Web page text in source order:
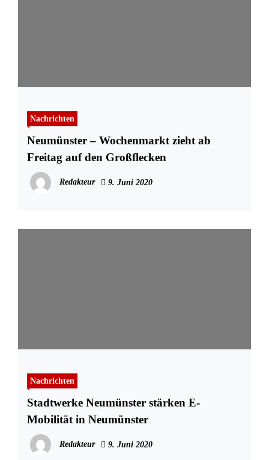
Nachrichten
Neumünster – Wochenmarkt zieht ab
Freitag auf den Großflecken
Redakteur 9. Juni 2020
Nachrichten
Stadtwerke Neumünster stärken E-
Mobilität in Neumünster
Redakteur 9. Juni 2020